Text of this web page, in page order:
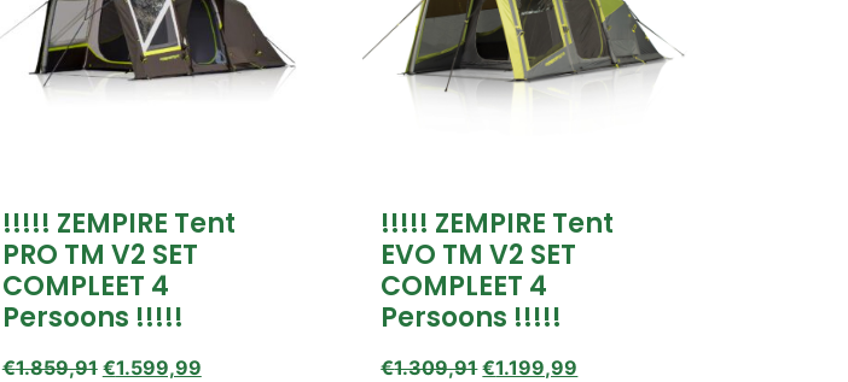
!!!!! ZEMPIRE Tent
PRO TM V2 SET
COMPLEET 4
Persoons !!!!!
€1.859,91 €1.599,99
!!!!! ZEMPIRE Tent
EVO TM V2 SET
COMPLEET 4
Persoons !!!!!
€1.309,91 €1.199,99